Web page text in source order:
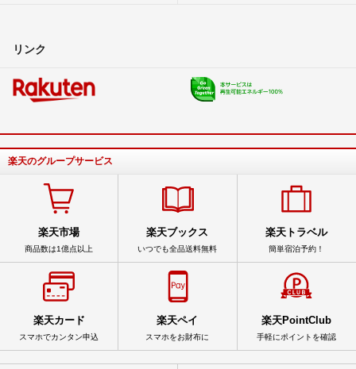
リンク
楽天のグループサービス
楽天市場
商品数は1億点以上
楽天ブックス
いつでも全品送料無料
楽天トラベル
簡単宿泊予約！
楽天カード
スマホでカンタン申込
楽天ペイ
スマホをお財布に
楽天PointClub
手軽にポイントを確認